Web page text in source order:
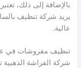
بالإضافة إلى ذلك،
يريد شركة تنظيف
عالية.
تنظيف مفروشات في
شركة الفراشة